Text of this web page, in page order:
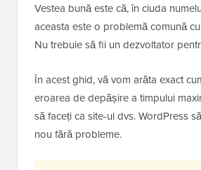
Vestea bună este că, în ciuda
aceasta este o problemă comună
Nu trebuie să fii un dezvoltator
În acest ghid, vă vom arăta exact
eroarea de depășire a timpului
să faceți ca site-ul dvs. WordPress
nou fără probleme.